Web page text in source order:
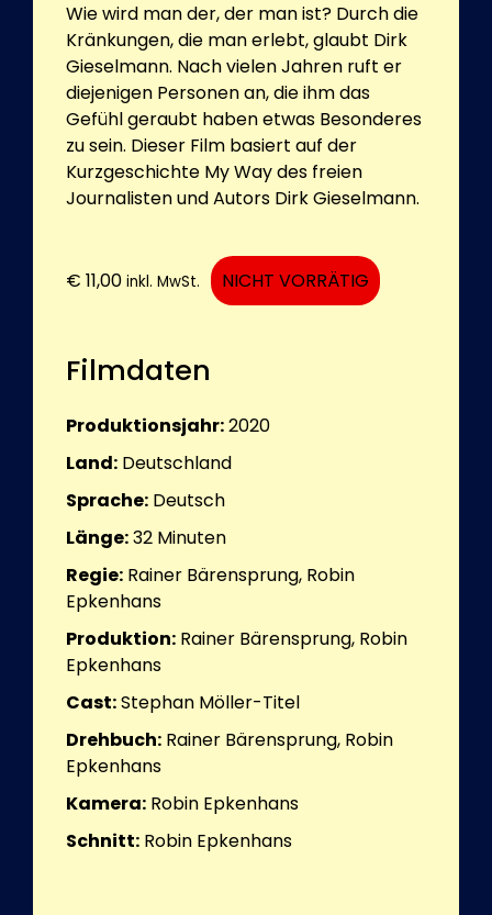
Wie wird man der, der man ist? Durch die
Kränkungen, die man erlebt, glaubt Dirk
Gieselmann. Nach vielen Jahren ruft er
diejenigen Personen an, die ihm das
Gefühl geraubt haben etwas Besonderes
zu sein. Dieser Film basiert auf der
Kurzgeschichte My Way des freien
Journalisten und Autors Dirk Gieselmann.
€ 11,00 inkl. MwSt. NICHT VORRÄTIG
Filmdaten
Produktionsjahr:2020
Land: Deutschland
Sprache: Deutsch
Länge:32 Minuten
Regie: Rainer Bärensprung, Robin
Epkenhans
Produktion: Rainer Bärensprung, Robin
Epkenhans
Cast:Stephan Möller-Titel
Drehbuch: Rainer Bärensprung, Robin
Epkenhans
Kamera: Robin Epkenhans
Schnitt: Robin Epkenhans